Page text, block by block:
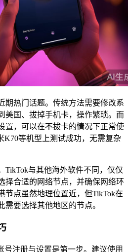
期热门话题。传统方法需要修改系
美国、拔掉手机卡，操作繁琐。而
置，可以在不拔卡的情况下正常使
K70等机型上测试成功，无需复杂
TikTok与其他海外软件不同，仅仅
择合适的网络节点，并确保网络环
节点虽然地理位置近，但TikTok在
需要选择其他地区的节点。
号注册与设置是第一步。建议使用